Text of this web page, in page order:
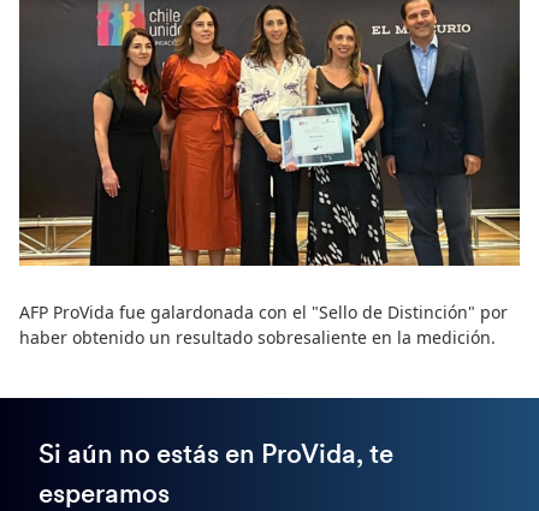
AFP ProVida fue galardonada con el "Sello de Distinción" por
haber obtenido un resultado sobresaliente en la medición.
Si aún no estás en ProVida, te
esperamos